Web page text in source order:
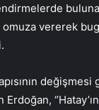
vererek